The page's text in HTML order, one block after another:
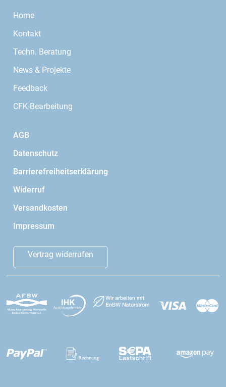
Home
Kontakt
Techn. Beratung
News & Projekte
Feedback
CFK-Bearbeitung
AGB
Datenschutz
Barrierefreiheitserklärung
Widerruf
Versandkosten
Impressum
Vertrag widerrufen